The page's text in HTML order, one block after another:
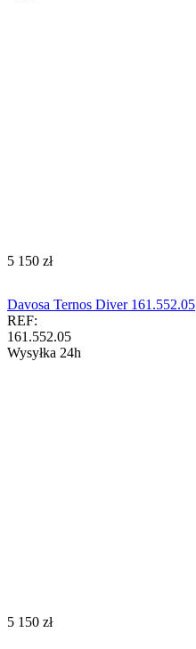
‍5 150‍ zł
Davosa Ternos Diver 161.552.05
REF:
161.552.05
Wysyłka 24h
‍5 150‍ zł